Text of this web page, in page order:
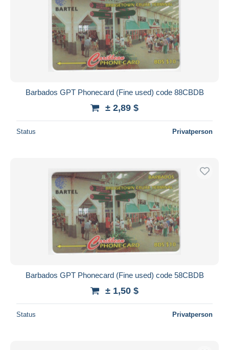
Barbados GPT Phonecard (Fine used) code 88CBDB
± 2,89 $
Status Privatperson
Barbados GPT Phonecard (Fine used) code 58CBDB
± 1,50 $
Status Privatperson